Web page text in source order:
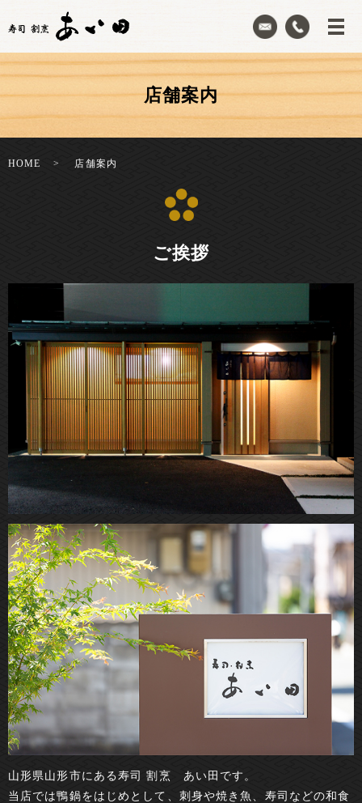
店舗案内
HOME 店舗案内
ご挨拶
山形県山形市にある寿司 割烹 あい田です。
当店では鴨鍋をはじめとして、刺身や焼き魚、寿司などの和食